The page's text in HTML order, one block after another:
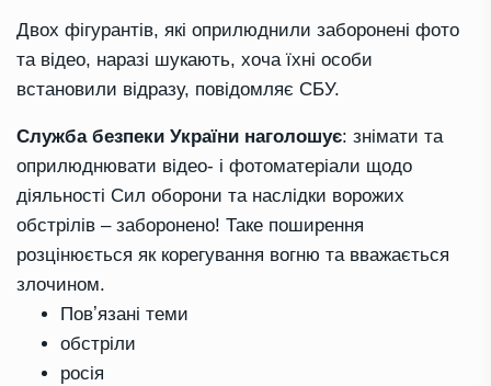
Двох фігурантів, які оприлюднили заборонені фото
та відео, наразі шукають, хоча їхні особи
встановили відразу, повідомляє СБУ.
Служба безпеки України наголошує: знімати та
оприлюднювати відео- і фотоматеріали щодо
діяльності Сил оборони та наслідки ворожих
обстрілів – заборонено! Таке поширення
розцінюється як корегування вогню та вважається
злочином.
Повʼязані теми
обстріли
росія